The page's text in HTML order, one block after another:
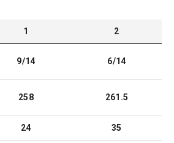
1 2
9/14 6/14
258 261.5
24 35